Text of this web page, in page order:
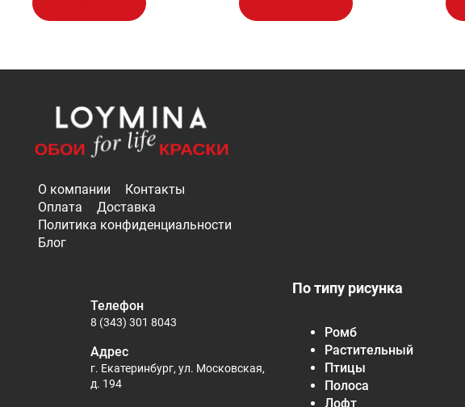
О компании
Контакты
Оплата
Доставка
Политика конфиденциальности
Блог
По типу рисунка
Ромб
Растительный
Птицы
Полоса
Лофт
Телефон
8 (343) 301 8043
Адрес
г. Екатеринбург, ул. Московская,
д. 194